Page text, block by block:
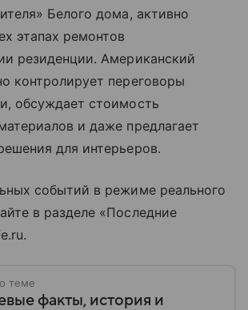
Белого дома, активно
этапах ремонтов
резиденции. Американский
контролирует переговоры
обсуждает стоимость
и даже предлагает
для интерьеров.
событий в режиме реального
в разделе «Последние
теме
факты, история и